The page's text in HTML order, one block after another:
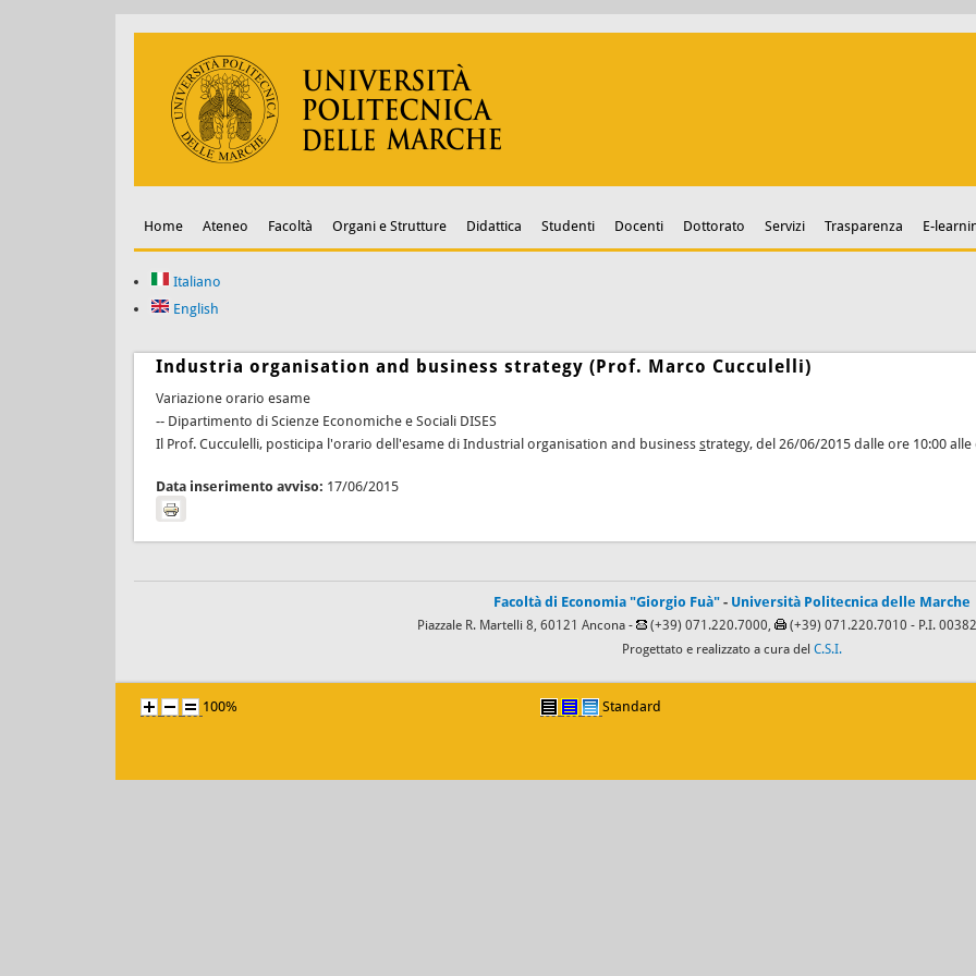
Home Ateneo Facoltà Organi e Strutture Didattica Studenti Docenti Dottorato Servizi Trasparenza E-
Italiano
English
Industria organisation and business strategy (Prof. Marco Cucculelli)
Variazione orario esame
-- Dipartimento di Scienze Economiche e Sociali DISES
Il Prof. Cucculelli, posticipa l'orario dell'esame di Industrial organisation and business strategy, del 26/06/2015 dalle ore 10:00 alle
Data inserimento avviso: 17/06/2015
Facoltà di Economia "Giorgio Fuà" - Università Politecnica delle Marche
Piazzale R. Martelli 8, 60121 Ancona - (+39) 071.220.7000, (+39) 071.220.7010 - P.I.
Progettato e realizzato a cura del C.S.I.
100% Standard